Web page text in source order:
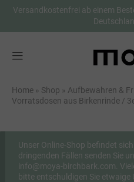
Versandkostenfrei ab einem
Shop
Über uns
Birkenrinde
DE
Home » Shop » Aufbewahren &
Vorratsdosen aus Birkenrinde /
Unser Online-Shop befindet
dringenden Fällen senden Sie
info@moya-birchbark.com.
bitte entschuldigen Sie etwaige